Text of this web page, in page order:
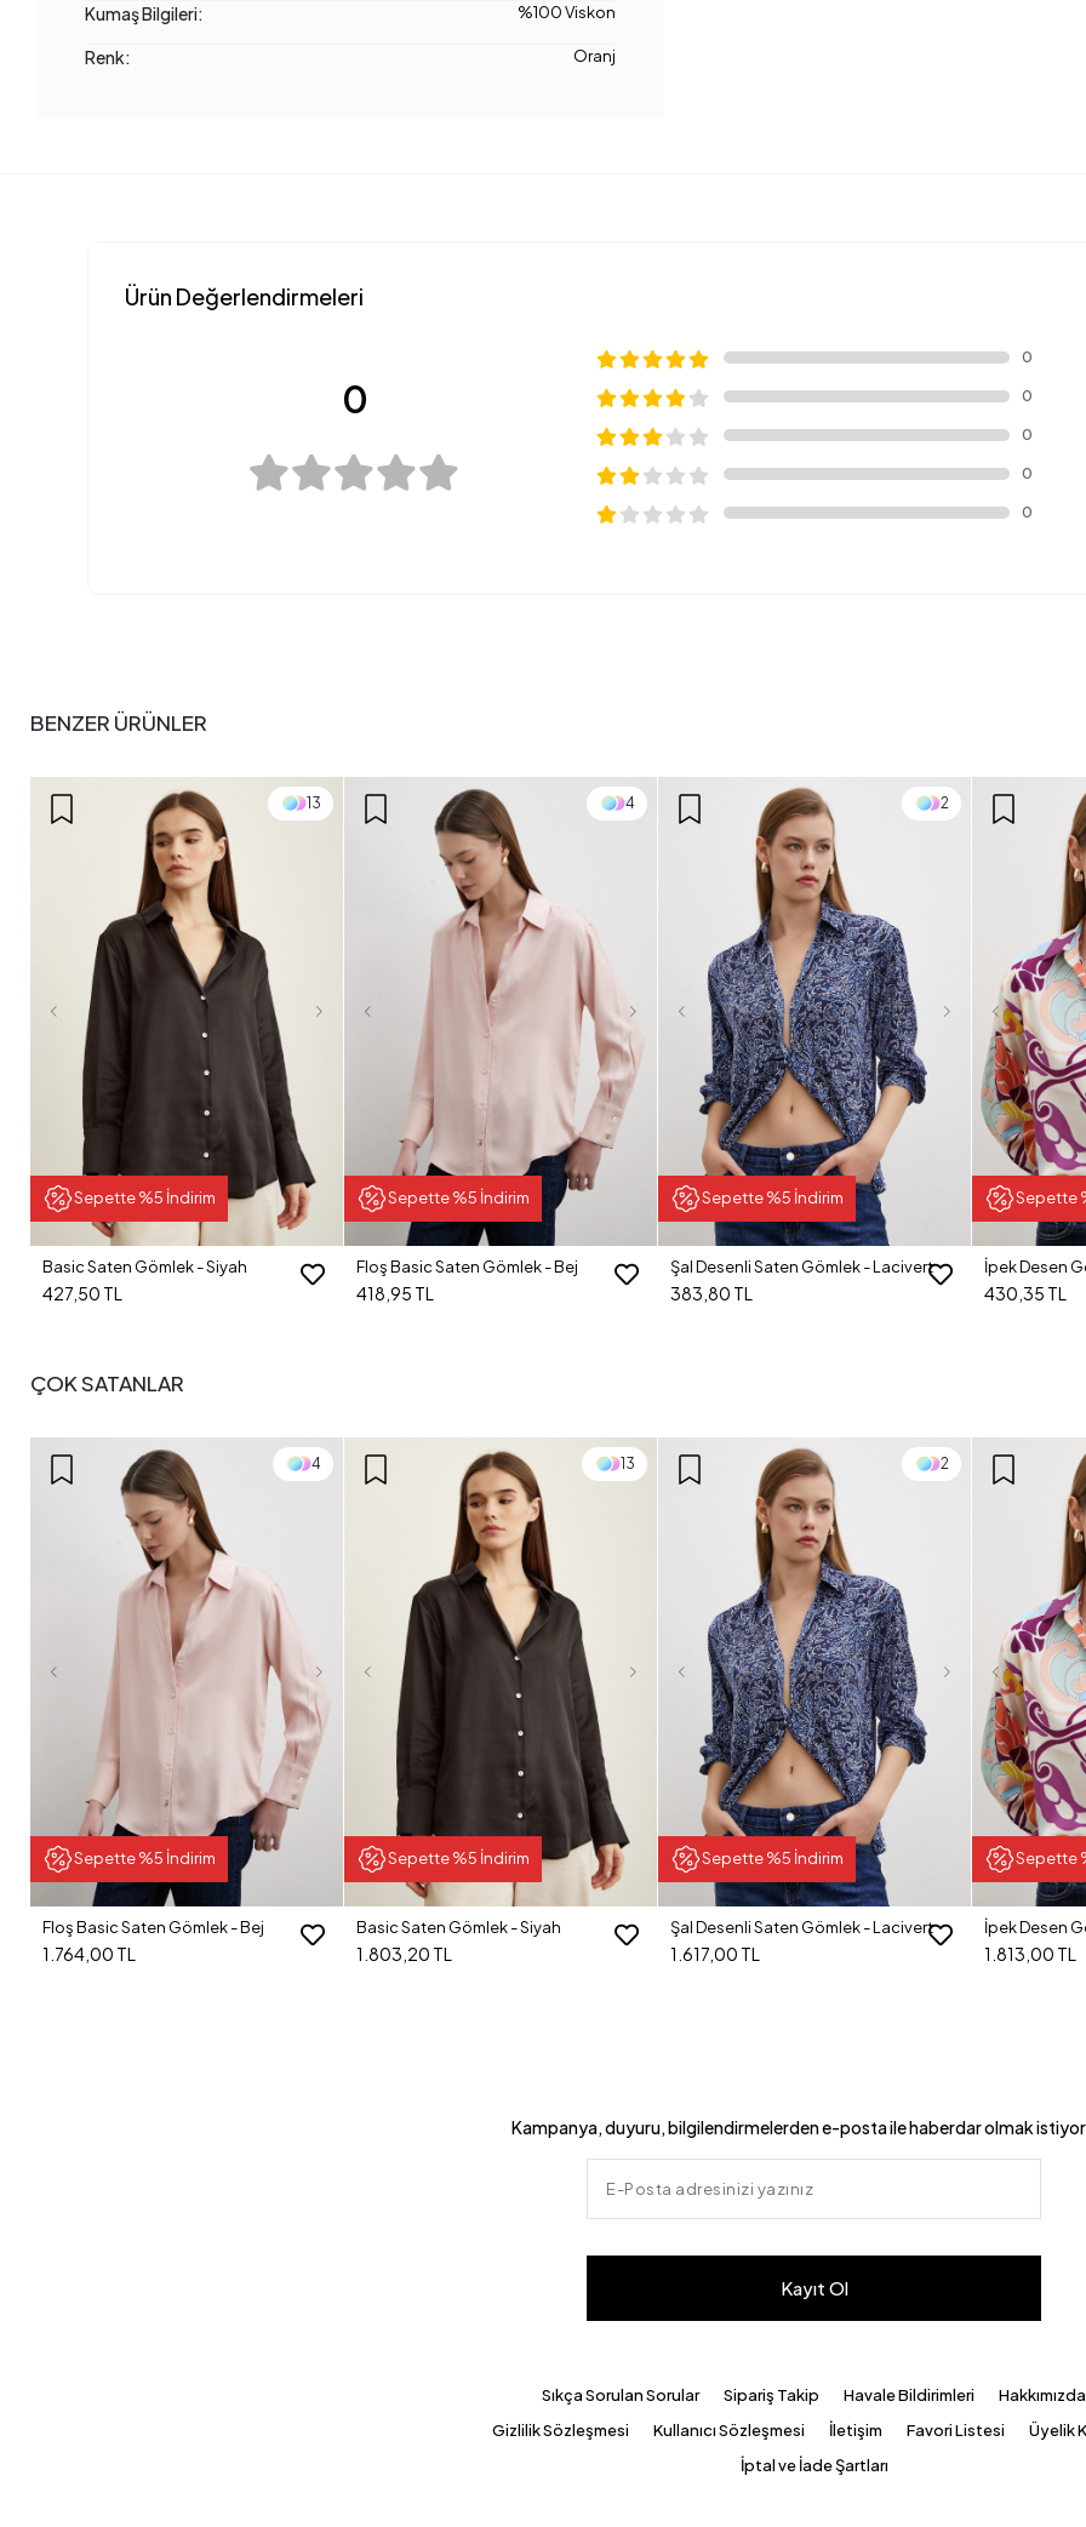
Kumaş Bilgileri: %100 Viskon
Renk: Oranj
Ürün Değerlendirmeleri
0
0
0
0
0
0
BENZER ÜRÜNLER
Sepette %5 İndirim
13
Basic Saten Gömlek - Siyah
427,50 TL
Sepette %5 İndirim
4
Floş Basic Saten Gömlek - Bej
418,95 TL
Sepette %5 İndirim
2
Şal Desenli Saten Gömlek - Lacivert
383,80 TL
Sepette
İpek Desen
430,35 TL
ÇOK SATANLAR
Sepette %5 İndirim
4
Floş Basic Saten Gömlek - Bej
1.764,00 TL
Sepette %5 İndirim
13
Basic Saten Gömlek - Siyah
1.803,20 TL
Sepette %5 İndirim
2
Şal Desenli Saten Gömlek - Lacivert
1.617,00 TL
Sepette
İpek Desen
1.813,00 TL
Kampanya, duyuru, bilgilendirmelerden e-posta ile haberdar olmak
Kayıt Ol
Sıkça Sorulan Sorular Sipariş Takip Havale Bildirimleri
Hakkımızda
Gizlilik Sözleşmesi
Kullanıcı Sözleşmesi İletişim Favori Listesi
Üyelik
İptal ve İade Şartları